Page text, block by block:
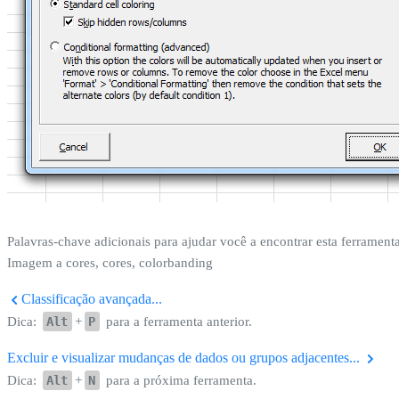
Palavras-chave adicionais para ajudar você a encontrar esta
Imagem a cores, cores, colorbanding
Classificação avançada...
Dica: Alt + P para a ferramenta anterior.
Excluir e visualizar mudanças de dados ou grupos adjacentes...
Dica: Alt + N para a próxima ferramenta.